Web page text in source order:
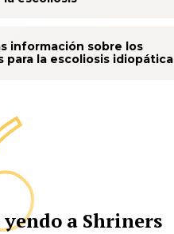
información sobre los
para la escoliosis idiopática
yendo a Shriners